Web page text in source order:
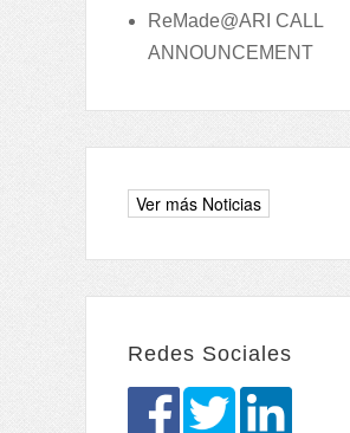
ReMade@ARI CALL
ANNOUNCEMENT
Redes Sociales